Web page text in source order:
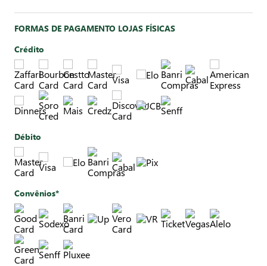
FORMAS DE PAGAMENTO LOJAS FÍSICAS
Crédito
Débito
Convênios*